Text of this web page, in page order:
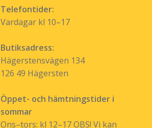
Telefontider:
Vardagar kl 10–17
Butiksadress:
Hägerstensvägen 134
126 49 Hägersten
Öppet- och hämtningstider i
sommar
Ons–tors: kl 12–17 OBS! Vi kan